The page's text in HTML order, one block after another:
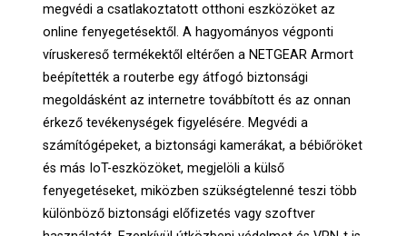
megvédi a csatlakoztatott otthoni eszközöket az
online fenyegetésektől. A hagyományos végponti
víruskereső termékektől eltérően a NETGEAR Armort
beépítették a routerbe egy átfogó biztonsági
megoldásként az internetre továbbított és az onnan
érkező tevékenységek figyelésére. Megvédi a
számítógépeket, a biztonsági kamerákat, a bébiőröket
és más IoT-eszközöket, megjelöli a külső
fenyegetéseket, miközben szükségtelenné teszi több
különböző biztonsági előfizetés vagy szoftver